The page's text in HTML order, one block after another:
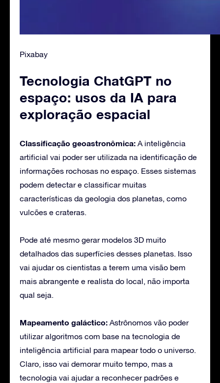
Pixabay
Tecnologia ChatGPT no
espaço: usos da IA para
exploração espacial
Classificação geoastronômica: A inteligência
artificial vai poder ser utilizada na identificação de
informações rochosas no espaço. Esses sistemas
podem detectar e classificar muitas
características da geologia dos planetas, como
vulcões e crateras.
Pode até mesmo gerar modelos 3D muito
detalhados das superfícies desses planetas. Isso
vai ajudar os cientistas a terem uma visão bem
mais abrangente e realista do local, não importa
qual seja.
Mapeamento galáctico: Astrônomos vão poder
utilizar algoritmos com base na tecnologia de
inteligência artificial para mapear todo o universo.
Claro, isso vai demorar muito tempo, mas a
tecnologia vai ajudar a reconhecer padrões e